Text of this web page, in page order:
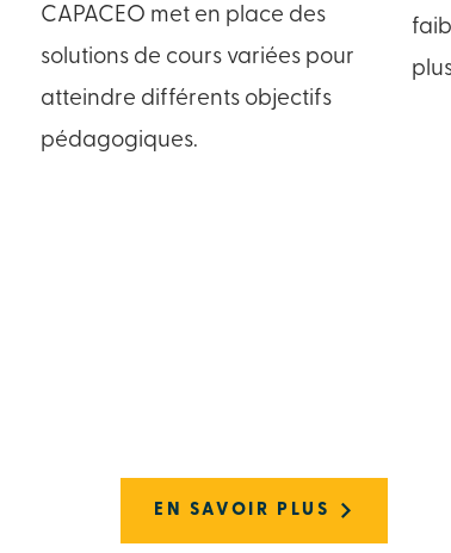
CAPACEO met en place des
solutions de cours variées pour
atteindre différents objectifs
pédagogiques.
EN SAVOIR PLUS